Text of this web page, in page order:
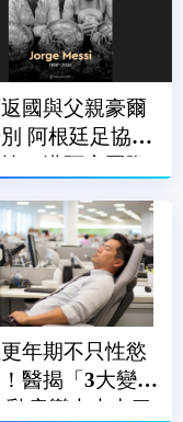
國與父親豪爾
阿根廷足協降
、邁阿密國際
年期不只性慾
醫揭「3大變
乳房變大也中了